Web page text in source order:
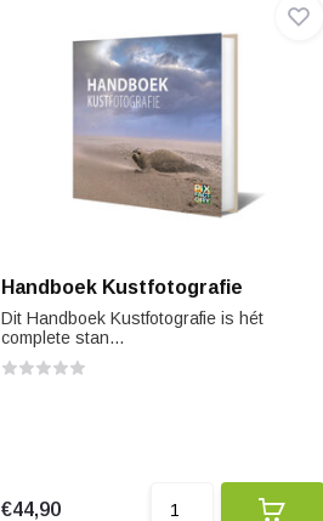
Handboek Kustfotografie
Dit Handboek Kustfotografie is hét
complete stan...
€44,90